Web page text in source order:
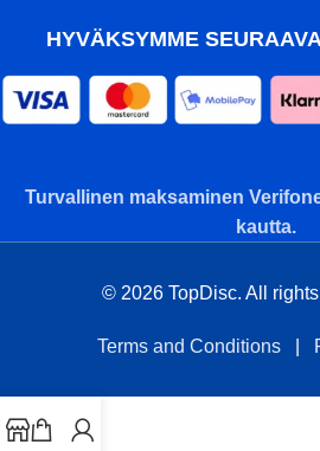
HYVÄKSYMME
Turvallinen maksaminen
kautta.
© 2026 TopDisc. All
Terms and Conditions